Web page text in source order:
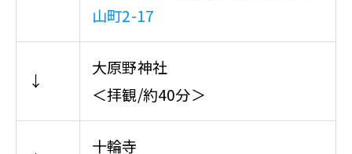
山町2-17
↓
大原野神社
＜拝観/約40分＞
十輪寺